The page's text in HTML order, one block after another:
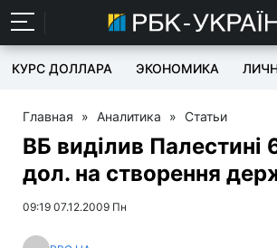
КУРС ДОЛЛАРА ЭКОНОМИКА
Главная » Аналитика » Статьи
ВБ виділив Палестині
дол. на створення
09:19 07.12.2009 Пн